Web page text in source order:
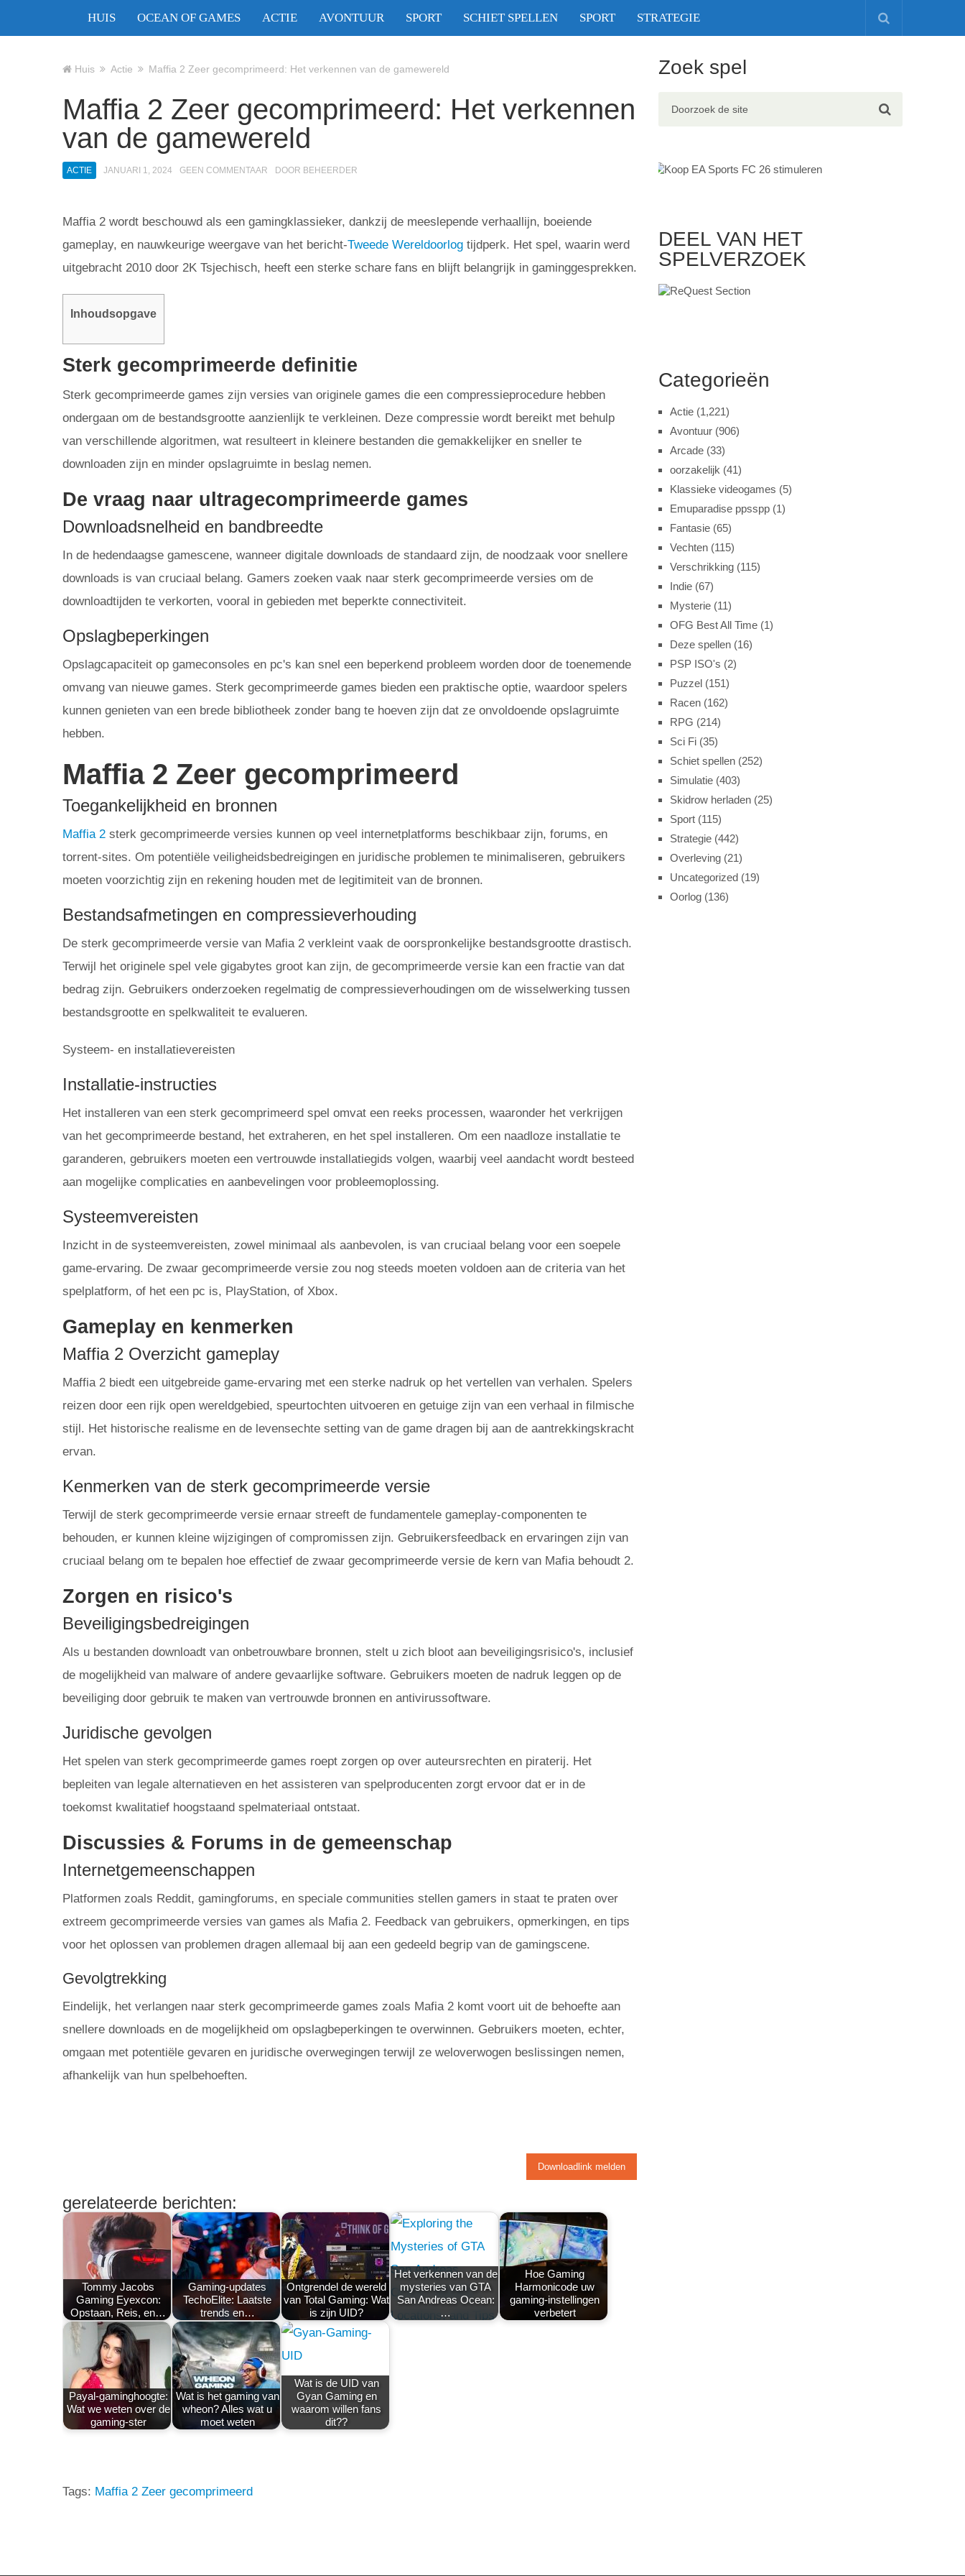
HUIS OCEAN OF GAMES ACTIE AVONTUUR SPORT SCHIET SPELLEN SPORT STRATEGIE
Huis Actie Maffia 2 Zeer gecomprimeerd: Het verkennen van de gamewereld
Maffia 2 Zeer gecomprimeerd: Het verkennen
van de gamewereld
ACTIE JANUARI 1, 2024 GEEN COMMENTAAR DOOR BEHEERDER
Maffia 2 wordt beschouwd als een gamingklassieker, dankzij de meeslepende verhaallijn, boeiende
gameplay, en nauwkeurige weergave van het bericht-Tweede Wereldoorlog tijdperk. Het spel, waarin werd
uitgebracht 2010 door 2K Tsjechisch, heeft een sterke schare fans en blijft belangrijk in gaminggesprekken.
Inhoudsopgave
Sterk gecomprimeerde definitie
Sterk gecomprimeerde games zijn versies van originele games die een compressieprocedure hebben
ondergaan om de bestandsgrootte aanzienlijk te verkleinen. Deze compressie wordt bereikt met behulp
van verschillende algoritmen, wat resulteert in kleinere bestanden die gemakkelijker en sneller te
downloaden zijn en minder opslagruimte in beslag nemen.
De vraag naar ultragecomprimeerde games
Downloadsnelheid en bandbreedte
In de hedendaagse gamescene, wanneer digitale downloads de standaard zijn, de noodzaak voor snellere
downloads is van cruciaal belang. Gamers zoeken vaak naar sterk gecomprimeerde versies om de
downloadtijden te verkorten, vooral in gebieden met beperkte connectiviteit.
Opslagbeperkingen
Opslagcapaciteit op gameconsoles en pc's kan snel een beperkend probleem worden door de toenemende
omvang van nieuwe games. Sterk gecomprimeerde games bieden een praktische optie, waardoor spelers
kunnen genieten van een brede bibliotheek zonder bang te hoeven zijn dat ze onvoldoende opslagruimte
hebben.
Maffia 2 Zeer gecomprimeerd
Toegankelijkheid en bronnen
Maffia 2 sterk gecomprimeerde versies kunnen op veel internetplatforms beschikbaar zijn, forums, en
torrent-sites. Om potentiële veiligheidsbedreigingen en juridische problemen te minimaliseren, gebruikers
moeten voorzichtig zijn en rekening houden met de legitimiteit van de bronnen.
Bestandsafmetingen en compressieverhouding
De sterk gecomprimeerde versie van Mafia 2 verkleint vaak de oorspronkelijke bestandsgrootte drastisch.
Terwijl het originele spel vele gigabytes groot kan zijn, de gecomprimeerde versie kan een fractie van dat
bedrag zijn. Gebruikers onderzoeken regelmatig de compressieverhoudingen om de wisselwerking tussen
bestandsgrootte en spelkwaliteit te evalueren.
Systeem- en installatievereisten
Installatie-instructies
Het installeren van een sterk gecomprimeerd spel omvat een reeks processen, waaronder het verkrijgen
van het gecomprimeerde bestand, het extraheren, en het spel installeren. Om een ​​naadloze installatie te
garanderen, gebruikers moeten een vertrouwde installatiegids volgen, waarbij veel aandacht wordt besteed
aan mogelijke complicaties en aanbevelingen voor probleemoplossing.
Systeemvereisten
Inzicht in de systeemvereisten, zowel minimaal als aanbevolen, is van cruciaal belang voor een soepele
game-ervaring. De zwaar gecomprimeerde versie zou nog steeds moeten voldoen aan de criteria van het
spelplatform, of het een pc is, PlayStation, of Xbox.
Gameplay en kenmerken
Maffia 2 Overzicht gameplay
Maffia 2 biedt een uitgebreide game-ervaring met een sterke nadruk op het vertellen van verhalen. Spelers
reizen door een rijk open wereldgebied, speurtochten uitvoeren en getuige zijn van een verhaal in filmische
stijl. Het historische realisme en de levensechte setting van de game dragen bij aan de aantrekkingskracht
ervan.
Kenmerken van de sterk gecomprimeerde versie
Terwijl de sterk gecomprimeerde versie ernaar streeft de fundamentele gameplay-componenten te
behouden, er kunnen kleine wijzigingen of compromissen zijn. Gebruikersfeedback en ervaringen zijn van
cruciaal belang om te bepalen hoe effectief de zwaar gecomprimeerde versie de kern van Mafia behoudt 2.
Zorgen en risico's
Beveiligingsbedreigingen
Als u bestanden downloadt van onbetrouwbare bronnen, stelt u zich bloot aan beveiligingsrisico's, inclusief
de mogelijkheid van malware of andere gevaarlijke software. Gebruikers moeten de nadruk leggen op de
beveiliging door gebruik te maken van vertrouwde bronnen en antivirussoftware.
Juridische gevolgen
Het spelen van sterk gecomprimeerde games roept zorgen op over auteursrechten en piraterij. Het
bepleiten van legale alternatieven en het assisteren van spelproducenten zorgt ervoor dat er in de
toekomst kwalitatief hoogstaand spelmateriaal ontstaat.
Discussies & Forums in de gemeenschap
Internetgemeenschappen
Platformen zoals Reddit, gamingforums, en speciale communities stellen gamers in staat te praten over
extreem gecomprimeerde versies van games als Mafia 2. Feedback van gebruikers, opmerkingen, en tips
voor het oplossen van problemen dragen allemaal bij aan een gedeeld begrip van de gamingscene.
Gevolgtrekking
Eindelijk, het verlangen naar sterk gecomprimeerde games zoals Mafia 2 komt voort uit de behoefte aan
snellere downloads en de mogelijkheid om opslagbeperkingen te overwinnen. Gebruikers moeten, echter,
omgaan met potentiële gevaren en juridische overwegingen terwijl ze weloverwogen beslissingen nemen,
afhankelijk van hun spelbehoeften.
Downloadlink melden
gerelateerde berichten:
Tommy Jacobs
Gaming Eyexcon:
Opstaan, Reis, en…
Gaming-updates
TechoElite: Laatste
trends en…
Ontgrendel de wereld
van Total Gaming: Wat
is zijn UID?
Het verkennen van de
mysteries van GTA
San Andreas Ocean:
…
Hoe Gaming
Harmonicode uw
gaming-instellingen
verbetert
Payal-gaminghoogte:
Wat we weten over de
gaming-ster
Wat is het gaming van
wheon? Alles wat u
moet weten
Wat is de UID van
Gyan Gaming en
waarom willen fans
dit??
Tags: Maffia 2 Zeer gecomprimeerd
Zoek spel
DEEL VAN HET
SPELVERZOEK
Categorieën
Actie (1,221)
Avontuur (906)
Arcade (33)
oorzakelijk (41)
Klassieke videogames (5)
Emuparadise ppsspp (1)
Fantasie (65)
Vechten (115)
Verschrikking (115)
Indie (67)
Mysterie (11)
OFG Best All Time (1)
Deze spellen (16)
PSP ISO's (2)
Puzzel (151)
Racen (162)
RPG (214)
Sci Fi (35)
Schiet spellen (252)
Simulatie (403)
Skidrow herladen (25)
Sport (115)
Strategie (442)
Overleving (21)
Uncategorized (19)
Oorlog (136)